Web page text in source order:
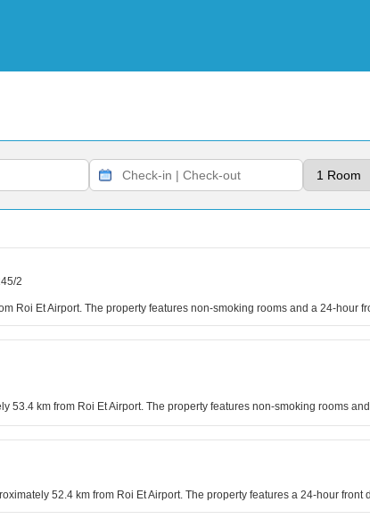
2
Roi Et Airport. The property features non-smoking rooms and a 24-hour
km from Roi Et Airport. The property features non-smoking rooms
52.4 km from Roi Et Airport. The property features a 24-hour front